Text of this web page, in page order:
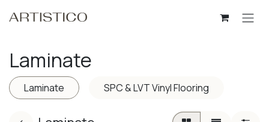
Laminate
Laminate SPC & LVT Vinyl Flooring